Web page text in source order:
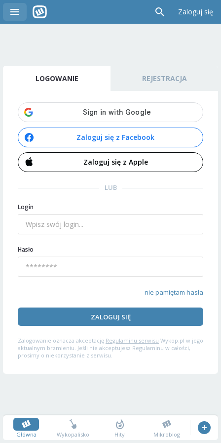
Zaloguj się
LOGOWANIE REJESTRACJA
Zaloguj się z Facebook
Zaloguj się z Apple
LUB
Login
Hasło
nie pamiętam hasła
ZALOGUJ SIĘ
Zalogowanie oznacza akceptację Regulaminu serwisu Wykop.pl w jego
aktualnym brzmieniu. Jeśli nie akceptujesz Regulaminu w całości,
prosimy o niekorzystanie z serwisu.
Główna Wykopalisko Hity Mikroblog